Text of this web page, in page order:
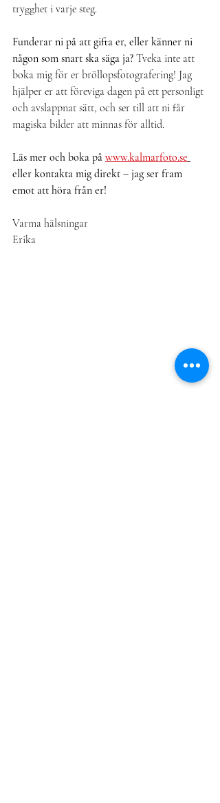
trygghet i varje steg.
Funderar ni på att gifta er, eller känner ni
någon som snart ska säga ja? Tveka inte att
boka mig för er bröllopsfotografering! Jag
hjälper er att föreviga dagen på ett personligt
och avslappnat sätt, och ser till att ni får
magiska bilder att minnas för alltid.
Läs mer och boka på www.kalmarfoto.se
eller kontakta mig direkt – jag ser fram
emot att höra från er!
Varma hälsningar
Erika